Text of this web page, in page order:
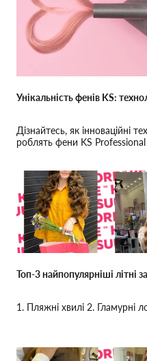
Унікальність фенів KS:
Дізнайтесь, як інноваційні
роблять фени KS
Топ-3 найпопулярніші літні
1. Пляжні хвилі 2. Гламурні